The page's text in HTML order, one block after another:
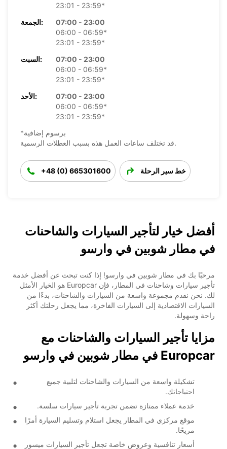
23:01 - 23:59*
الجمعة:
07:00 - 23:00
06:00 - 06:59*
23:01 - 23:59*
السبت:
07:00 - 23:00
06:00 - 06:59*
23:01 - 23:59*
الأحد:
07:00 - 23:00
06:00 - 06:59*
23:01 - 23:59*
*برسوم إضافية
قد تختلف ساعات العمل هذه بسبب العطلات الرسمية.
+48 (0) 665301600 خط سير الرحلة
أفضل خيار لتأجير السيارات والشاحنات
في مطار شوبين في وارسو
مرحبًا بك في مطار شوبين في وارسو! إذا كنت تبحث عن أفضل خدمة
تأجير سيارات وشاحنات في المطار، فإن Europcar هو الخيار الأمثل
لك. نحن نقدم مجموعة واسعة من السيارات والشاحنات، بدءًا من
السيارات الاقتصادية إلى السيارات الفاخرة، مما يجعل رحلتك أكثر
راحة وسهولة.
مزايا تأجير السيارات والشاحنات مع
Europcar في مطار شوبين في وارسو
تشكيلة واسعة من السيارات والشاحنات لتلبية جميع
احتياجاتك.
خدمة عملاء ممتازة تضمن تجربة تأجير سيارات سلسة.
موقع مركزي في المطار يجعل استلام وتسليم السيارة أمرًا
مريحًا.
أسعار تنافسية وعروض خاصة تجعل تأجير السيارات ميسور